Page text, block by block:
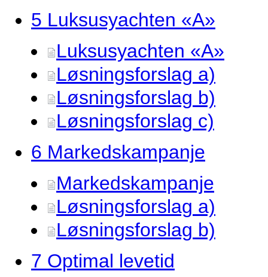
5 Luksusyachten «A»
Luksusyachten «A»
Løsningsforslag a)
Løsningsforslag b)
Løsningsforslag c)
6 Markedskampanje
Markedskampanje
Løsningsforslag a)
Løsningsforslag b)
7 Optimal levetid